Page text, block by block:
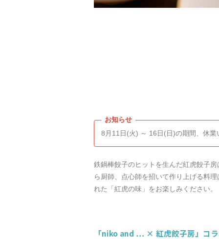
8月11日(火) ～ 16日(日)の期間、休業
鉄鍋棒餃子のヒットを生んだ紅虎餃子
ら厨師、点心師を招いて作り上げる料
れた「紅虎の味」をお楽しみください。
「niko and … × 紅虎餃子房」コ